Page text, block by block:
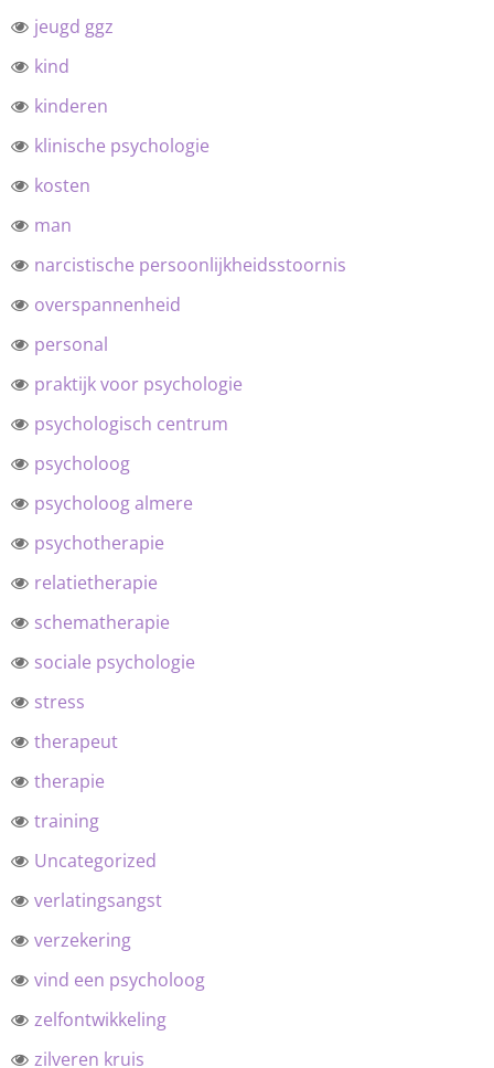
jeugd ggz
kind
kinderen
klinische psychologie
kosten
man
narcistische persoonlijkheidsstoornis
overspannenheid
personal
praktijk voor psychologie
psychologisch centrum
psycholoog
psycholoog almere
psychotherapie
relatietherapie
schematherapie
sociale psychologie
stress
therapeut
therapie
training
Uncategorized
verlatingsangst
verzekering
vind een psycholoog
zelfontwikkeling
zilveren kruis